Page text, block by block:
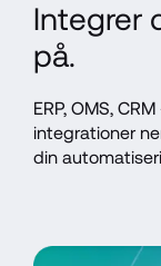
Integrer
på.
ERP, OMS,
integrationer
din